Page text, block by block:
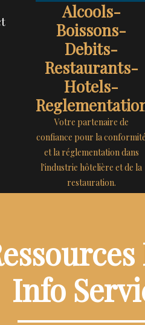
Alcools-
Boissons-
Debits-
Restaurants-
Hotels-
Votre partenaire de
confiance pour la conformité
et la réglementation dans
l'industrie hôtelière et de la
restauration.
Info